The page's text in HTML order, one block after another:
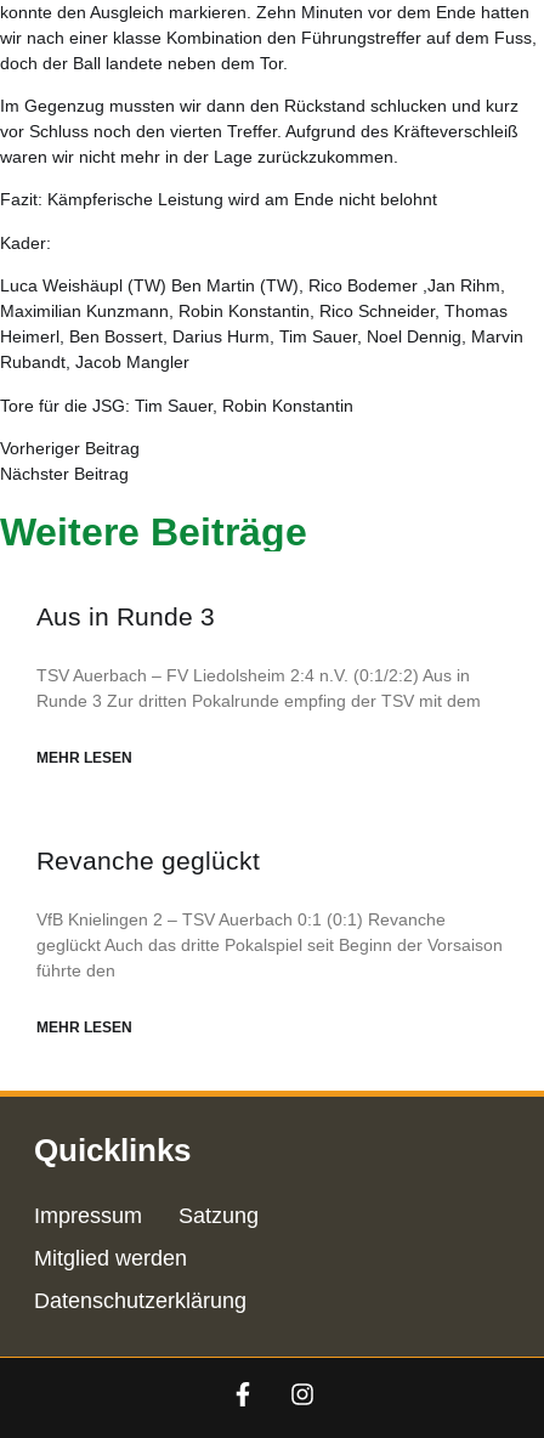
konnte den Ausgleich markieren. Zehn Minuten vor dem Ende hatten
wir nach einer klasse Kombination den Führungstreffer auf dem Fuss,
doch der Ball landete neben dem Tor.
Im Gegenzug mussten wir dann den Rückstand schlucken und kurz
vor Schluss noch den vierten Treffer. Aufgrund des Kräfteverschleiß
waren wir nicht mehr in der Lage zurückzukommen.
Fazit: Kämpferische Leistung wird am Ende nicht belohnt
Kader:
Luca Weishäupl (TW) Ben Martin (TW), Rico Bodemer ,Jan Rihm,
Maximilian Kunzmann, Robin Konstantin, Rico Schneider, Thomas
Heimerl, Ben Bossert, Darius Hurm, Tim Sauer, Noel Dennig, Marvin
Rubandt, Jacob Mangler
Tore für die JSG: Tim Sauer, Robin Konstantin
Vorheriger Beitrag
Nächster Beitrag
Weitere Beiträge
Aus in Runde 3
TSV Auerbach – FV Liedolsheim 2:4 n.V. (0:1/2:2) Aus in
Runde 3 Zur dritten Pokalrunde empfing der TSV mit dem
MEHR LESEN
Revanche geglückt
VfB Knielingen 2 – TSV Auerbach 0:1 (0:1) Revanche
geglückt Auch das dritte Pokalspiel seit Beginn der Vorsaison
führte den
MEHR LESEN
Quicklinks
Impressum
Satzung
Mitglied werden
Datenschutzerklärung